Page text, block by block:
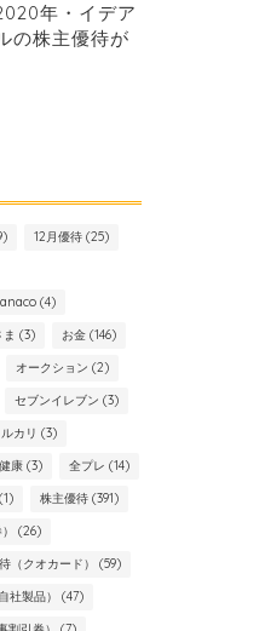
年・イデア
の株主優待が
12月優待(25)
(4)
(3) お金(146)
オークション (2)
セブンイレブン (3)
カリ (3)
健康(3) 全プレ (14)
(1) 株主優待(391)
(26)
（クオカード） (59)
社製品） (47)